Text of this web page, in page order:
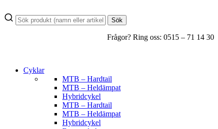
till
innehåll
Sök
Frågor? Ring oss: 0515 – 71 14 30
Cyklar
MTB – Hardtail
MTB – Heldämpat
Hybridcykel
MTB – Hardtail
MTB – Heldämpat
Hybridcykel